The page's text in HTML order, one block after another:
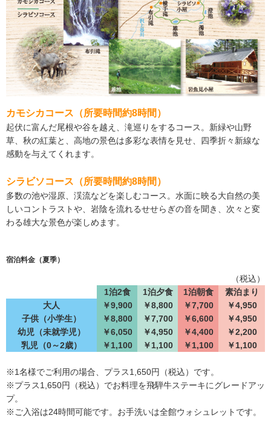
カモシカコース（所要時間約8時間）
起伏に富んだ尾根や谷を越え、滝巡りをするコース。新緑や山野
草、秋の紅葉と、高地の景色は多彩な表情を見せ、四季折々新線な
感動を与えてくれます。
シラビソコース（所要時間約8時間）
多数の池や湿原、渓流などを楽しむコース。水面に映る大自然の美
しいコントラストや、岩陰を流れるせせらぎの音を聞き、次々と変
わる雄大な景色が楽しめます。
宿泊料金（夏季）
（税込）
1泊2食
1泊夕食 1泊朝食
素泊まり
大人
￥9,900 ￥8,800 ￥7,700
￥4,950
子供（小学生）
￥8,800 ￥7,700 ￥6,600
￥4,950
幼児（未就学児）
￥6,050 ￥4,950 ￥4,400
￥2,200
乳児（0～2歳）
￥1,100 ￥1,100 ￥1,100 ￥1,100
※1名様でご利用の場合、プラス1,650円（税込）です。
※プラス1,650円（税込）でお料理を飛騨牛ステーキにグレードアッ
プ。
※ご入浴は24時間可能です。お手洗いは全館ウォシュレットです。